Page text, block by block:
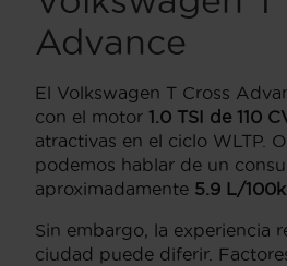
Advance
El Volkswagen T Cross
con el motor 1.0 TSI de 110
atractivas en el ciclo WLTP.
podemos hablar de un
aproximadamente 5.9 L/
Sin embargo, la experiencia
ciudad puede diferir.